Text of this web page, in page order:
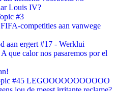
Louis IV?
#3
competities aan vanwege
aan ergert #17 - Werklui
que calor nos pasaremos por el
#45 LEGOOOOOOOOOOO